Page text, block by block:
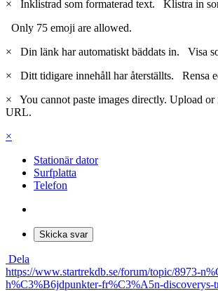
×
Inklistrad som formaterad text. Klistra in
Only 75 emoji are allowed.
×
Din länk har automatiskt bäddats in. Visa
×
Ditt tidigare innehåll har återställts. Rensa
×
You cannot paste images directly. Upload
URL.
×
Stationär dator
Surfplatta
Telefon
Skicka svar
Dela
https://www.startrekdb.se/forum/topic/8973-
h%C3%B6jdpunkter-fr%C3%A5n-discoverys-